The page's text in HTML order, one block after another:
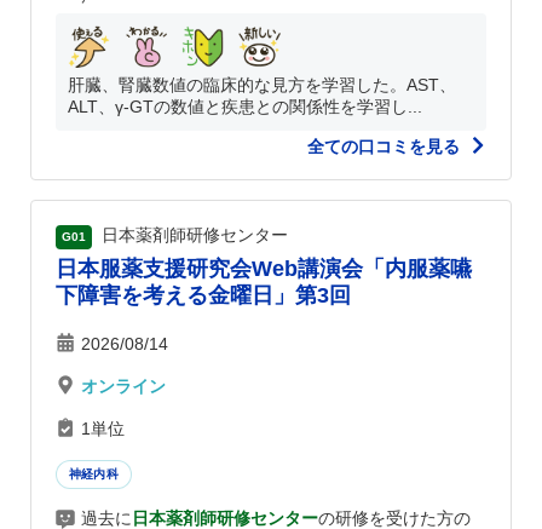
肝臓、腎臓数値の臨床的な見方を学習した。AST、
ALT、γ-GTの数値と疾患との関係性を学習し...
全ての口コミを見る
G01 日本薬剤師研修センター
日本服薬支援研究会Web講演会「内服薬嚥
下障害を考える金曜日」第3回
2026/08/14
オンライン
1単位
神経内科
過去に 日本薬剤師研修センターの研修を受けた方の